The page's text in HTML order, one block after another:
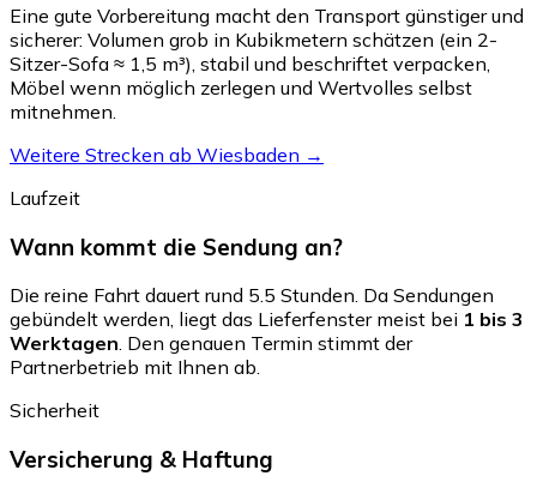
Eine gute Vorbereitung macht den Transport günstiger und
sicherer: Volumen grob in Kubikmetern schätzen (ein 2-
Sitzer-Sofa ≈ 1,5 m³), stabil und beschriftet verpacken,
Möbel wenn möglich zerlegen und Wertvolles selbst
mitnehmen.
Weitere Strecken ab Wiesbaden →
Laufzeit
Wann kommt die Sendung an?
Die reine Fahrt dauert rund 5.5 Stunden. Da Sendungen
gebündelt werden, liegt das Lieferfenster meist bei 1 bis 3
Werktagen. Den genauen Termin stimmt der
Partnerbetrieb mit Ihnen ab.
Sicherheit
Versicherung & Haftung